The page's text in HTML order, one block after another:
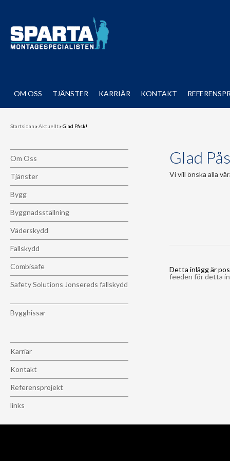
OM OSS TJÄNSTER KARRIÄR KONTAKT
Startsidan »Aktuellt»Glad Påsk!
Om Oss
Tjänster
Bygg
Byggnadsställning
Väderskydd
Fallskydd
Combisafe
Safety Solutions Jonsereds fallskydd
Bygghissar
Karriär
Kontakt
Referensprojekt
links
Glad
Vi vill önska alla
Detta inlägg är
feeden för detta